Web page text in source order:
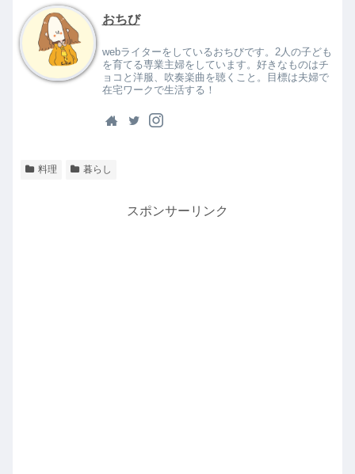
おちび
webライターをしているおちびです。2人の子ども
を育てる専業主婦をしています。好きなものはチ
ョコと洋服、吹奏楽曲を聴くこと。目標は夫婦で
在宅ワークで生活する！
料理 暮らし
スポンサーリンク